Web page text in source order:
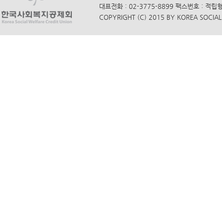
대표전화 : 02-3775-8899 팩스번호 : 적립
COPYRIGHT (C) 2015 BY KOREA SOCIAL